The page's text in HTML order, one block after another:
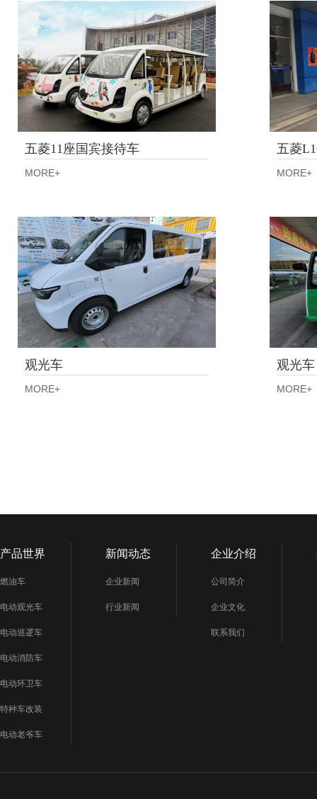
五菱11座国宾接待车
MORE+
五菱
MORE+
观光车
MORE+
观光车
MORE+
产品世界
燃油车
电动观光车
电动巡逻车
电动消防车
电动环卫车
特种车改装
电动老爷车
新闻动态
企业新闻
行业新闻
企业介绍
公司简介
企业文化
联系我们